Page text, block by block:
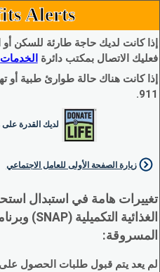
Alerts
إذا كانت لديك حاجة طارئة للسكن أو
فعليك الاتصال بمكتب دائرة
إذا كانت هناك حالة طوارئ طبية أو
911.
لديك القدرة على
زيارة الصفحة الأولى للعامل الاجتماعي
تغييرات هامة في استبدال
المسروقة:
لم يعد يتم قبول طلبات الحصول على